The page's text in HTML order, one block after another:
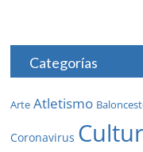
Categorías
Arte Atletismo
Coronavirus